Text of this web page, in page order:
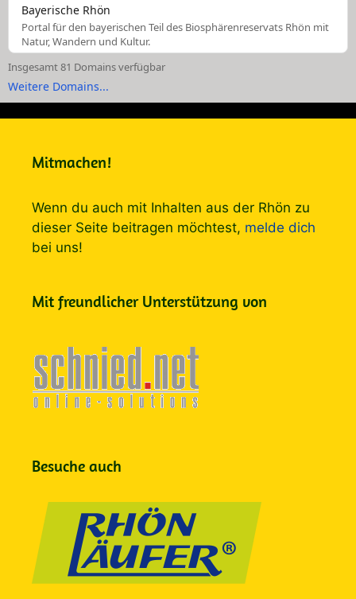
Bayerische Rhön
Portal für den bayerischen Teil des Biosphärenreservats Rhön mit
Natur, Wandern und Kultur.
Insgesamt 81 Domains verfügbar
Weitere Domains...
Mitmachen!
Wenn du auch mit Inhalten aus der Rhön zu
dieser Seite beitragen möchtest, melde dich
bei uns!
Mit freundlicher Unterstützung von
Besuche auch